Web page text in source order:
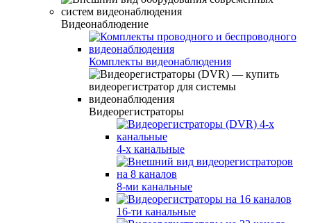
Видеонаблюдение
Комплекты видеонаблюдения
Видеорегистраторы
4-х канальные
8-ми канальные
16-ти канальные